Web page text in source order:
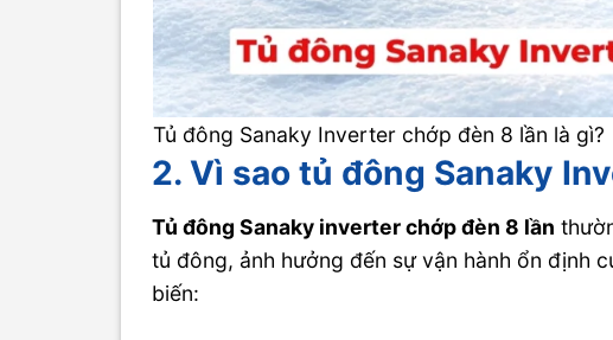
Tủ đông Sanaky Inverter chớp đèn 8 lần là gì?
2. Vì sao tủ đông Sanaky
Tủ đông Sanaky inverter chớp đèn 8 lần
tủ đông, ảnh hưởng đến sự vận hành ổn định
biến: